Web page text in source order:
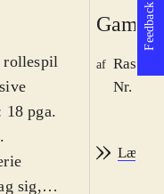
rollespil
18 pga.
.
sig,
Game
af
Nr.
Læs
Feedback